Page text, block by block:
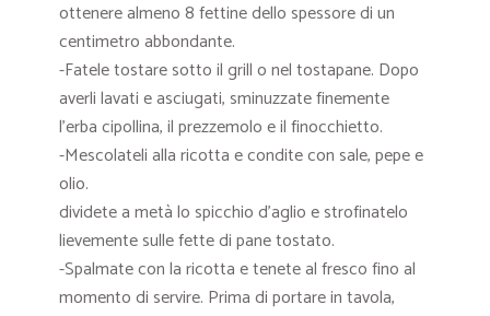
ottenere almeno 8 fettine dello spessore di un
centimetro abbondante.
-Fatele tostare sotto il grill o nel tostapane. Dopo
averli lavati e asciugati, sminuzzate finemente
l’erba cipollina, il prezzemolo e il finocchietto.
-Mescolateli alla ricotta e condite con sale, pepe e
olio.
dividete a metà lo spicchio d’aglio e strofinatelo
lievemente sulle fette di pane tostato.
-Spalmate con la ricotta e tenete al fresco fino al
momento di servire. Prima di portare in tavola,